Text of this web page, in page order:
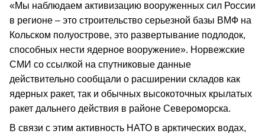
«Мы наблюдаем активизацию вооруженных сил России
в регионе – это строительство серьезной базы ВМФ на
Кольском полуострове, это развертывание подлодок,
способных нести ядерное вооружение». Норвежские
СМИ со ссылкой на спутниковые данные
действительно сообщали о расширении складов как
ядерных ракет, так и обычных высокоточных крылатых
ракет дальнего действия в районе Североморска.
В связи с этим активность НАТО в арктических водах,